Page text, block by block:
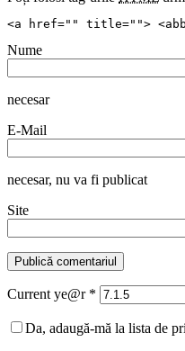
<a href="" title="">
Nume
necesar
E-Mail
necesar, nu va fi publicat
Site
Current ye@r *
Da, adaugă-mă la lista de